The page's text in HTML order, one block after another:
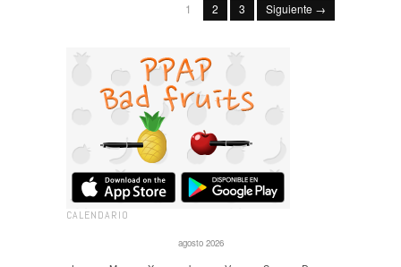
1 2 3 Siguiente →
CALENDARIO
agosto 2026